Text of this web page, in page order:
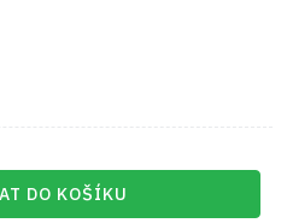
DO KOŠÍKU